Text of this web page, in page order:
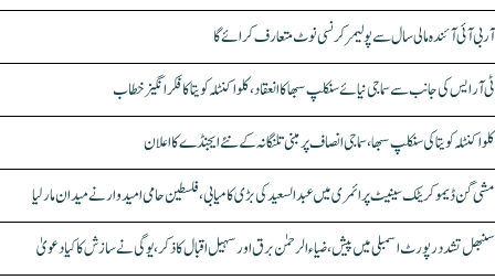
آر بی آئی آئندہ مالی سال سے پولیمر کرنسی نوٹ متعارف کرائے گا
ٹی آر ایس کی جانب سے سماجی نیائے سنکلپ سبھا کا انعقاد، کلواکنٹلہ کویتا کا فکر انگیز خطاب
کلواکنٹلہ کویتا کی سنکلپ سبھا، سماجی انصاف پر مبنی تلنگانہ کے نئے ایجنڈے کا اعلان
مشی گن ڈیموکریٹک سینیٹ پرائمری میں عبدالسعید کی بڑی کامیابی، فلسطین حامی امیدوار نے میدان مار لیا
سنبھل تشدد رپورٹ اسمبلی میں پیش، ضیاء الرحمٰن برق اور سہیل اقبال کا ذکر، یوگی نے سازش کا کیا دعویٰ